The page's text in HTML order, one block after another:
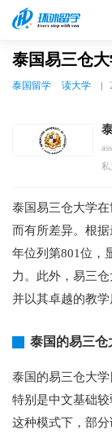
泰国易三仓
泰国留学 读大学
私
泰国易三仓大学
而有所差异。根
年位列第801位，
力。此外，易三
并以其卓越的教学
泰国的易三仓
泰国的易三仓大
特别是中文基础较
这种模式下，部